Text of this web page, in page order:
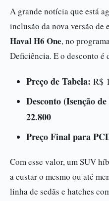
A grande notícia que está
inclusão da nova versão de
Haval H6 One, no
Deficiência. E o desconto é
Preço de Tabela: R$
Desconto (Isenção
22.800
Preço Final para
Com esse valor, um SUV
a custar o mesmo ou até
linha de sedãs e hatches